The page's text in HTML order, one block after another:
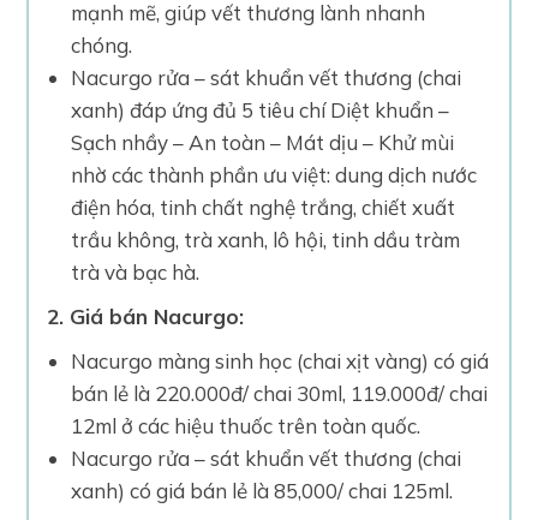
mạnh mẽ, giúp vết thương lành nhanh
chóng.
Nacurgo rửa – sát khuẩn vết thương (chai
xanh) đáp ứng đủ 5 tiêu chí Diệt khuẩn –
Sạch nhầy – An toàn – Mát dịu – Khử mùi
nhờ các thành phần ưu việt: dung dịch nước
điện hóa, tinh chất nghệ trắng, chiết xuất
trầu không, trà xanh, lô hội, tinh dầu tràm
trà và bạc hà.
2. Giá bán Nacurgo:
Nacurgo màng sinh học (chai xịt vàng) có giá
bán lẻ là 220.000đ/ chai 30ml, 119.000đ/ chai
12ml ở các hiệu thuốc trên toàn quốc.
Nacurgo rửa – sát khuẩn vết thương (chai
xanh) có giá bán lẻ là 85,000/ chai 125ml.